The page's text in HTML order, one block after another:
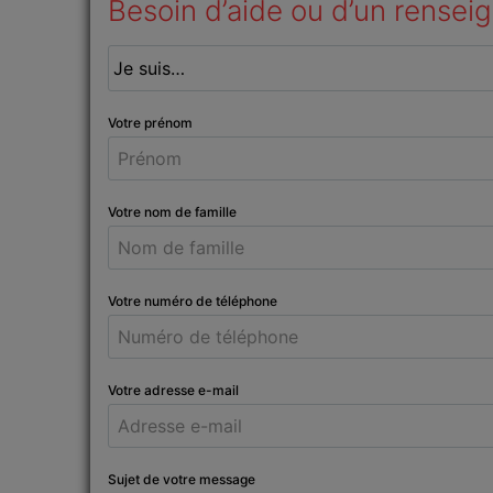
Besoin d’aide ou d’un
Votre prénom
Votre nom de famille
Votre numéro de téléphone
Votre adresse e-mail
Sujet de votre message